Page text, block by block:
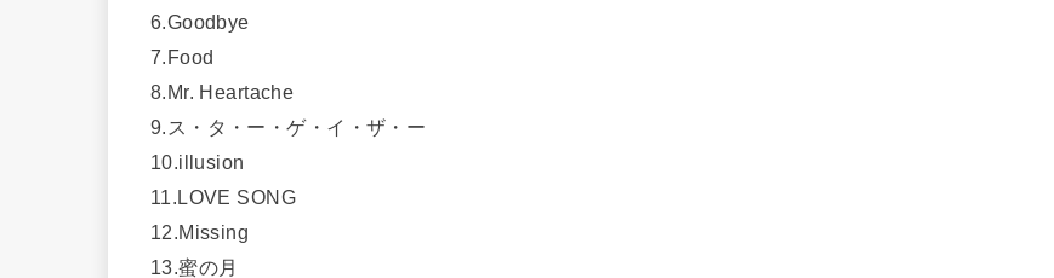
6.Goodbye
7.Food
8.Mr. Heartache
9.ス・タ・ー・ゲ・イ・ザ・ー
10.illusion
11.LOVE SONG
12.Missing
13.蜜の月